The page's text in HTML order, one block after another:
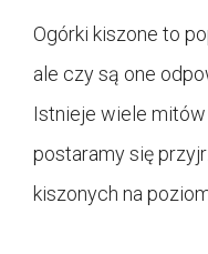
Ogórki kiszone to
ale czy są one
Istnieje wiele
postaramy się
kiszonych na